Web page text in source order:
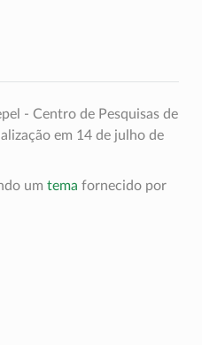
- Centro de Pesquisas de
em 14 de julho de
um tema fornecido por